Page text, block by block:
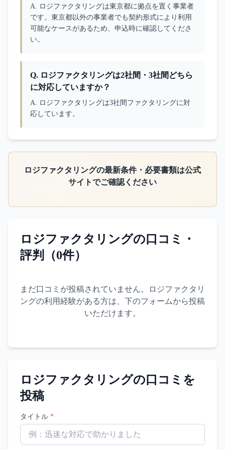
A. ロジファクタリングは東京都に拠点を置く事業者
です。東京都以外の事業者でも契約形式により利用
可能なケースがあるため、申込時に確認してくださ
い。
Q. ロジファクタリングは2社間・3社間どちら
に対応していますか？
A. ロジファクタリングは3社間ファクタリングに対
応しています。
ロジファクタリングの最新条件・必要書類は公式
サイトでご確認ください
ロジファクタリングの口コミ・
評判（0件）
まだ口コミが投稿されていません。
ロジファクタリ
ングの利用経験がある方は、下のフォームから投稿
いただけます。
ロジファクタリングの口コミを
投稿
タイトル *